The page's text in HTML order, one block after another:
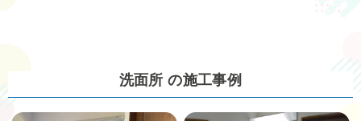
洗面所 の施工事例